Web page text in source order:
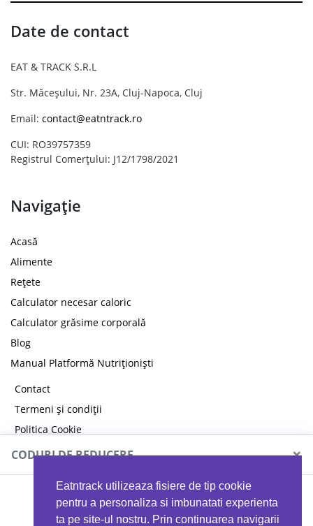
Eatntrack utilizeaza fisiere de tip cookie
pentru a personaliza si imbunatati experienta
ta pe site-ul nostru. Prin continuarea navigarii
Date de contact
EAT & TRACK S.R.L
Str. Măceșului, Nr. 23A, Cluj-Napoca, Cluj
Email: contact@eatntrack.ro
CUI: RO39757359
Registrul Comerțului: J12/1798/2021
Navigație
Acasă
Alimente
Rețete
Calculator necesar caloric
Calculator grăsime corporală
Blog
Manual Platformă Nutriționiști
Contact
Termeni și condiții
Politica Cookie
Politica de confidențialitate
CODURI DE REDUCERE ×
MYPROTEIN